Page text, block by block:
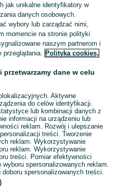
jak unikalne identyfikatory w
danych osobowych.
wybory lub zarządzać nimi,
momencie na stronie polityki
naszym partnerom i
przeglądania. Polityka cookies,
przetwarzamy dane w celu
Aktywne
do celów identyfikacji.
lub kombinacji danych z
informacji na urządzeniu lub
reklam. Rozwój i ulepszanie
treści. Tworzenie
reklam. Wykorzystywanie
reklam. Wykorzystywanie
treści. Pomiar efektywności
spersonalizowanych reklam.
spersonalizowanych treści.